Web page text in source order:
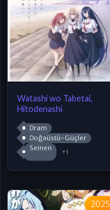
Watashi wo Tabetai,
Hitodenashi
Dram
Doğaüstü-Güçler
Seinen
+1
2025